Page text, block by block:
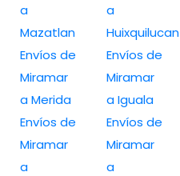
a
Mazatlan
Envíos de
Miramar
a Merida
Envíos de
Miramar
a
a
Huixquilucan
Envíos de
Miramar
a Iguala
Envíos de
Miramar
a